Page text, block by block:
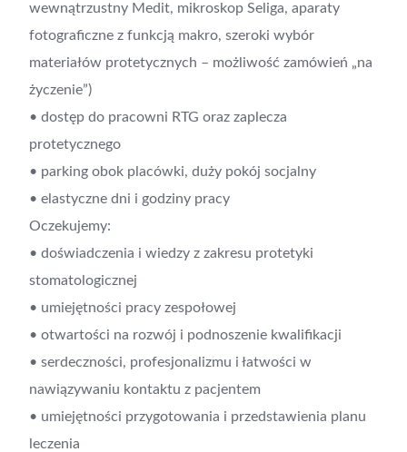
wewnątrzustny Medit, mikroskop Seliga, aparaty
fotograficzne z funkcją makro, szeroki wybór
materiałów protetycznych – możliwość zamówień „na
życzenie”)
• dostęp do pracowni RTG oraz zaplecza
protetycznego
• parking obok placówki, duży pokój socjalny
• elastyczne dni i godziny pracy
Oczekujemy:
• doświadczenia i wiedzy z zakresu protetyki
stomatologicznej
• umiejętności pracy zespołowej
• otwartości na rozwój i podnoszenie kwalifikacji
• serdeczności, profesjonalizmu i łatwości w
nawiązywaniu kontaktu z pacjentem
• umiejętności przygotowania i przedstawienia planu
leczenia